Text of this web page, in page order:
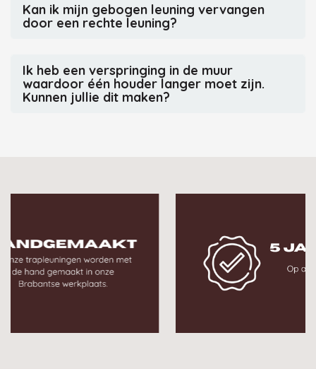
Kan ik mijn gebogen leuning vervangen
door een rechte leuning?
Ik heb een verspringing in de muur
waardoor één houder langer moet zijn.
Kunnen jullie dit maken?